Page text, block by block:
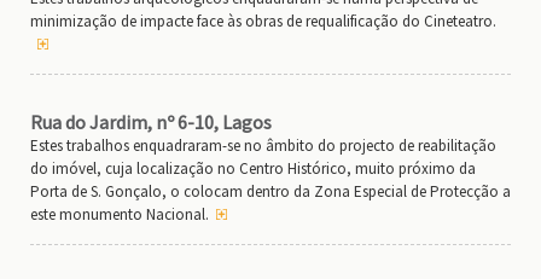
minimização de impacte face às obras de requalificação do Cineteatro.
Rua do Jardim, nº 6-10, Lagos
Estes trabalhos enquadraram-se no âmbito do projecto de reabilitação
do imóvel, cuja localização no Centro Histórico, muito próximo da
Porta de S. Gonçalo, o colocam dentro da Zona Especial de Protecção a
este monumento Nacional.